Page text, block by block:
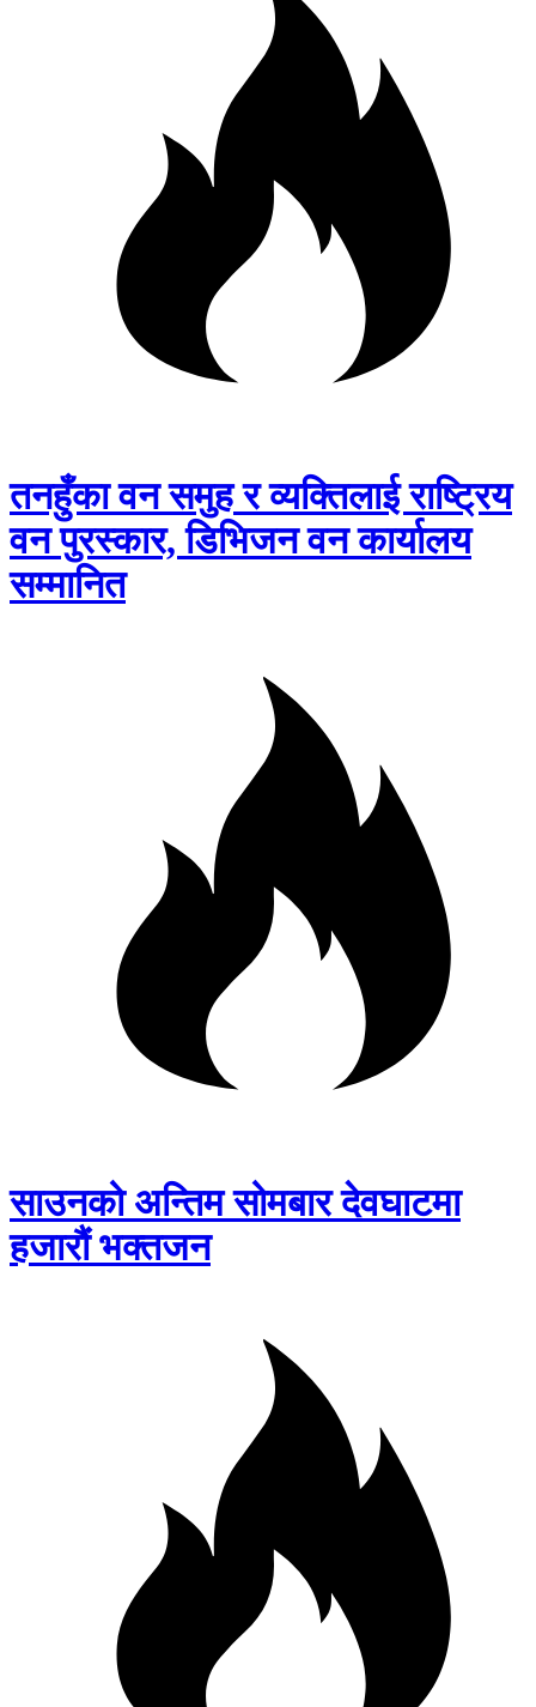
तनहुँका वन समुह र व्यक्तिलाई राष्ट्रिय
वन पुरस्कार, डिभिजन वन कार्यालय
सम्मानित
साउनको अन्तिम सोमबार देवघाटमा
हजारौं भक्तजन